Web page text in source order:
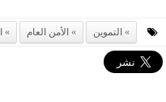
التموين الأمن العام